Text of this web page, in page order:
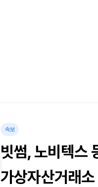
속보
빗썸, 노비텍스
가상자산거래